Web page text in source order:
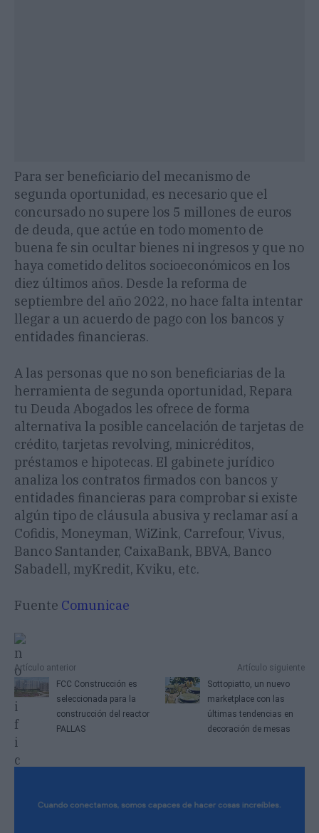
Para ser beneficiario del mecanismo de
segunda oportunidad, es necesario que el
concursado no supere los 5 millones de euros
de deuda, que actúe en todo momento de
buena fe sin ocultar bienes ni ingresos y que no
haya cometido delitos socioeconómicos en los
diez últimos años. Desde la reforma de
septiembre del año 2022, no hace falta intentar
llegar a un acuerdo de pago con los bancos y
entidades financieras.
A las personas que no son beneficiarias de la
herramienta de segunda oportunidad, Repara
tu Deuda Abogados les ofrece de forma
alternativa la posible cancelación de tarjetas de
crédito, tarjetas revolving, minicréditos,
préstamos e hipotecas. El gabinete jurídico
analiza los contratos firmados con bancos y
entidades financieras para comprobar si existe
algún tipo de cláusula abusiva y reclamar así a
Cofidis, Moneyman, WiZink, Carrefour, Vivus,
Banco Santander, CaixaBank, BBVA, Banco
Sabadell, myKredit, Kviku, etc.
Fuente Comunicae
Artículo anterior
FCC Construcción es
seleccionada para la
construcción del reactor
PALLAS
Artículo siguiente
Sottopiatto, un nuevo
marketplace con las
últimas tendencias en
decoración de mesas